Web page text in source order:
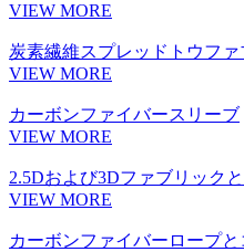
VIEW MORE
炭素繊維スプレッドトウファ
VIEW MORE
カーボンファイバースリーブ
VIEW MORE
2.5Dおよび3Dファブリック
VIEW MORE
カーボンファイバーロープと